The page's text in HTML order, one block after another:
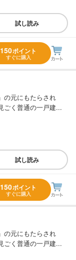
試し読み
150ポイント
すぐに購入
の元にもたらされ
ごく普通の一戸建...
試し読み
150ポイント
すぐに購入
の元にもたらされ
ごく普通の一戸建...